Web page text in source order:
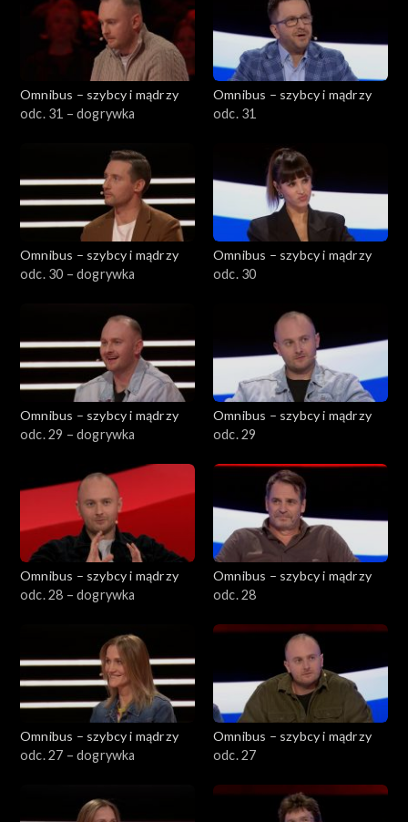
Omnibus – szybcy i mądrzy
odc. 31 – dogrywka
Omnibus – szybcy i mądrzy
odc. 31
Omnibus – szybcy i mądrzy
odc. 30 – dogrywka
Omnibus – szybcy i mądrzy
odc. 30
Omnibus – szybcy i mądrzy
odc. 29 – dogrywka
Omnibus – szybcy i mądrzy
odc. 29
Omnibus – szybcy i mądrzy
odc. 28 – dogrywka
Omnibus – szybcy i mądrzy
odc. 28
Omnibus – szybcy i mądrzy
odc. 27 – dogrywka
Omnibus – szybcy i mądrzy
odc. 27